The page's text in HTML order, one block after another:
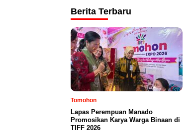
Berita Terbaru
Tomohon
Lapas Perempuan Manado
Promosikan Karya Warga Binaan di
TIFF 2026